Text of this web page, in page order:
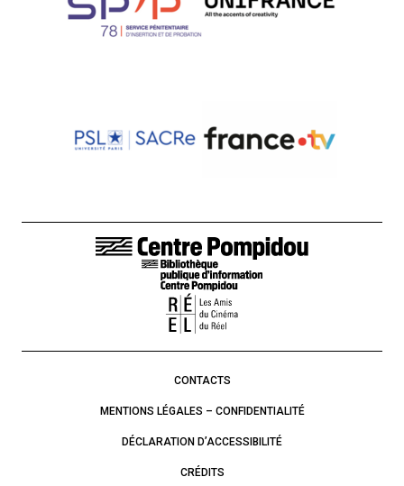
LIENS DE BAS DE PAGE
CONTACTS
MENTIONS LÉGALES – CONFIDENTIALITÉ
DÉCLARATION D’ACCESSIBILITÉ
CRÉDITS